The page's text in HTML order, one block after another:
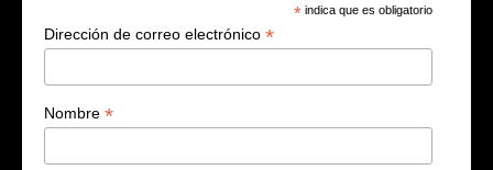
* indica que es obligatorio
Dirección de correo electrónico *
Nombre *